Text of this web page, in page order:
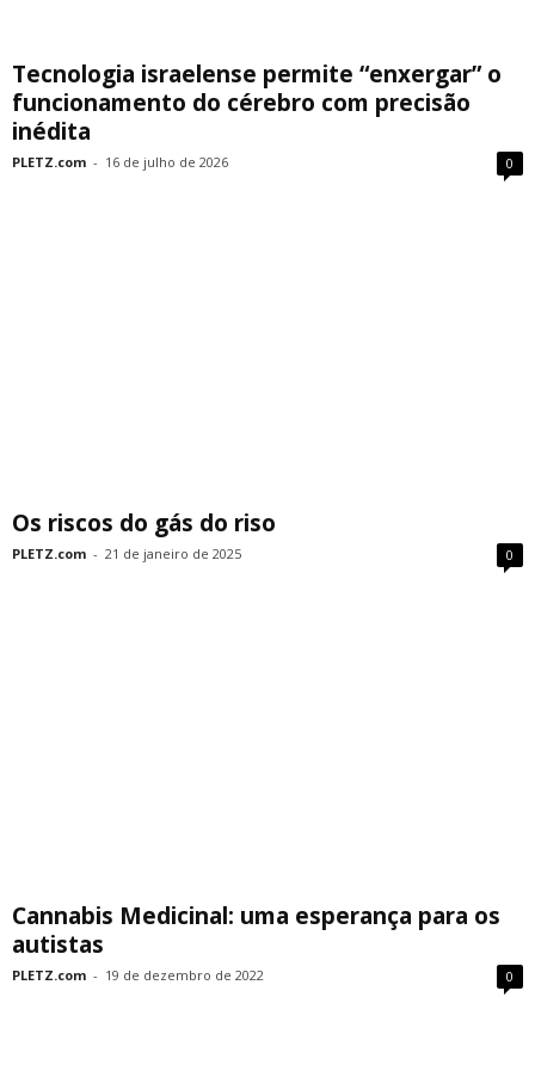
Tecnologia israelense permite “enxergar” o
funcionamento do cérebro com precisão
inédita
PLETZ.com - 16 de julho de 2026 0
Os riscos do gás do riso
PLETZ.com - 21 de janeiro de 2025 0
Cannabis Medicinal: uma esperança para os
autistas
PLETZ.com - 19 de dezembro de 2022 0